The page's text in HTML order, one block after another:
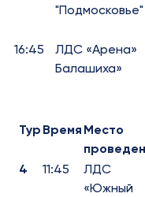
"Подмосковье"
16:45
ЛДС «Арена»
Балашиха»
Тур Время Место
4 11:45
ЛДС
«Южный